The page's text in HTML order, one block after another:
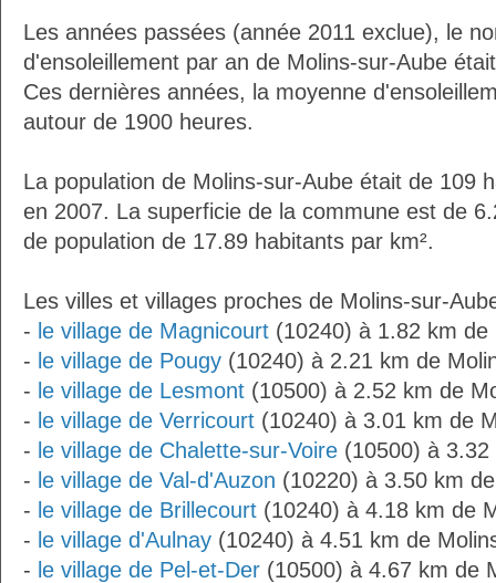
Les années passées (année 2011 exclue), le
d'ensoleillement par an de Molins-sur-Aube
Ces dernières années, la moyenne
autour de 1900 heures.
La population de Molins-sur-Aube était de 109
en 2007. La superficie de la commune est de
de population de 17.89 habitants par km².
Les villes et villages proches de Molins-sur-
- le village de Magnicourt (10240) à 1.82 km de
- le village de Pougy (10240) à 2.21 km de
- le village de Lesmont (10500) à 2.52 km de
- le village de Verricourt (10240) à 3.01 km de
- le village de Chalette-sur-Voire (10500) à
- le village de Val-d'Auzon (10220) à 3.50 km
- le village de Brillecourt (10240) à 4.18 km de
- le village d'Aulnay (10240) à 4.51 km de
- le village de Pel-et-Der (10500) à 4.67 km de